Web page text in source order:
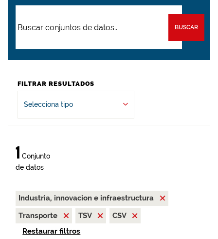
BUSCAR
FILTRAR RESULTADOS
Selecciona tipo
1 Conjunto
de datos
Industria, innovacion e infraestructura
Transporte
TSV
CSV
Restaurar filtros